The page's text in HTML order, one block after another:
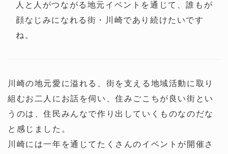
人と人がつながる地元イベントを通じて、誰もが
顔なじみになれる街・川崎であり続けたいです
ね。
川崎の地元愛に溢れる、街を支える地域活動に取り
組むお二人にお話を伺い、住みごこちが良い街とい
うのは、住民みんなで作り出していくものなのだな
と感じました。
川崎には一年を通じてたくさんのイベントが開催さ